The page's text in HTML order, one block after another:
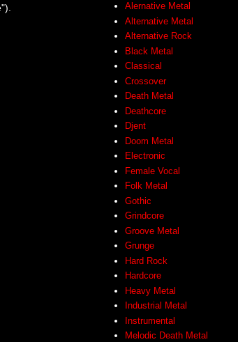
Alernative Metal
Alternative Metal
Alternative Rock
Black Metal
Classical
Crossover
Death Metal
Deathcore
Djent
Doom Metal
Electronic
Female Vocal
Folk Metal
Gothic
Grindcore
Groove Metal
Grunge
Hard Rock
Hardcore
Heavy Metal
Industrial Metal
Instrumental
Melodic Death Metal